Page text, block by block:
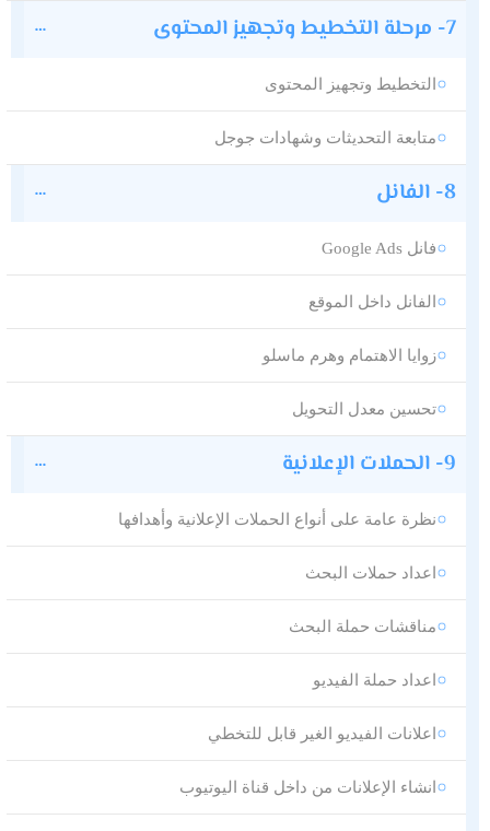
7- مرحلة التخطيط وتجهيز المحتوى
التخطيط وتجهيز المحتوى
متابعة التحديثات وشهادات جوجل
8- الفانل
فانل Google Ads
الفانل داخل الموقع
زوايا الاهتمام وهرم ماسلو
تحسين معدل التحويل
9- الحملات الإعلانية
نظرة عامة على أنواع الحملات الإعلانية وأهدافها
اعداد حملات البحث
مناقشات حملة البحث
اعداد حملة الفيديو
اعلانات الفيديو الغير قابل للتخطي
انشاء الإعلانات من داخل قناة اليوتيوب